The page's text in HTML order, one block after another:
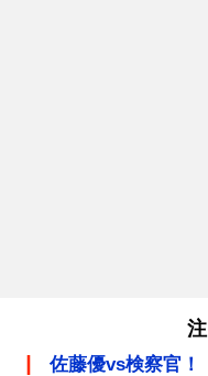
佐藤優vs検察官